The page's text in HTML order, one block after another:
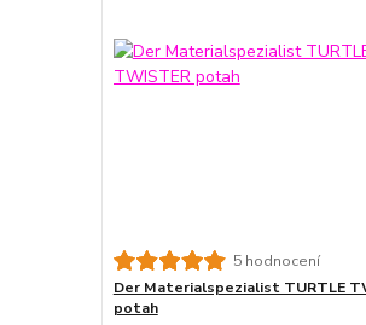
5 hodnocení
Der Materialspezialist TURTLE
potah